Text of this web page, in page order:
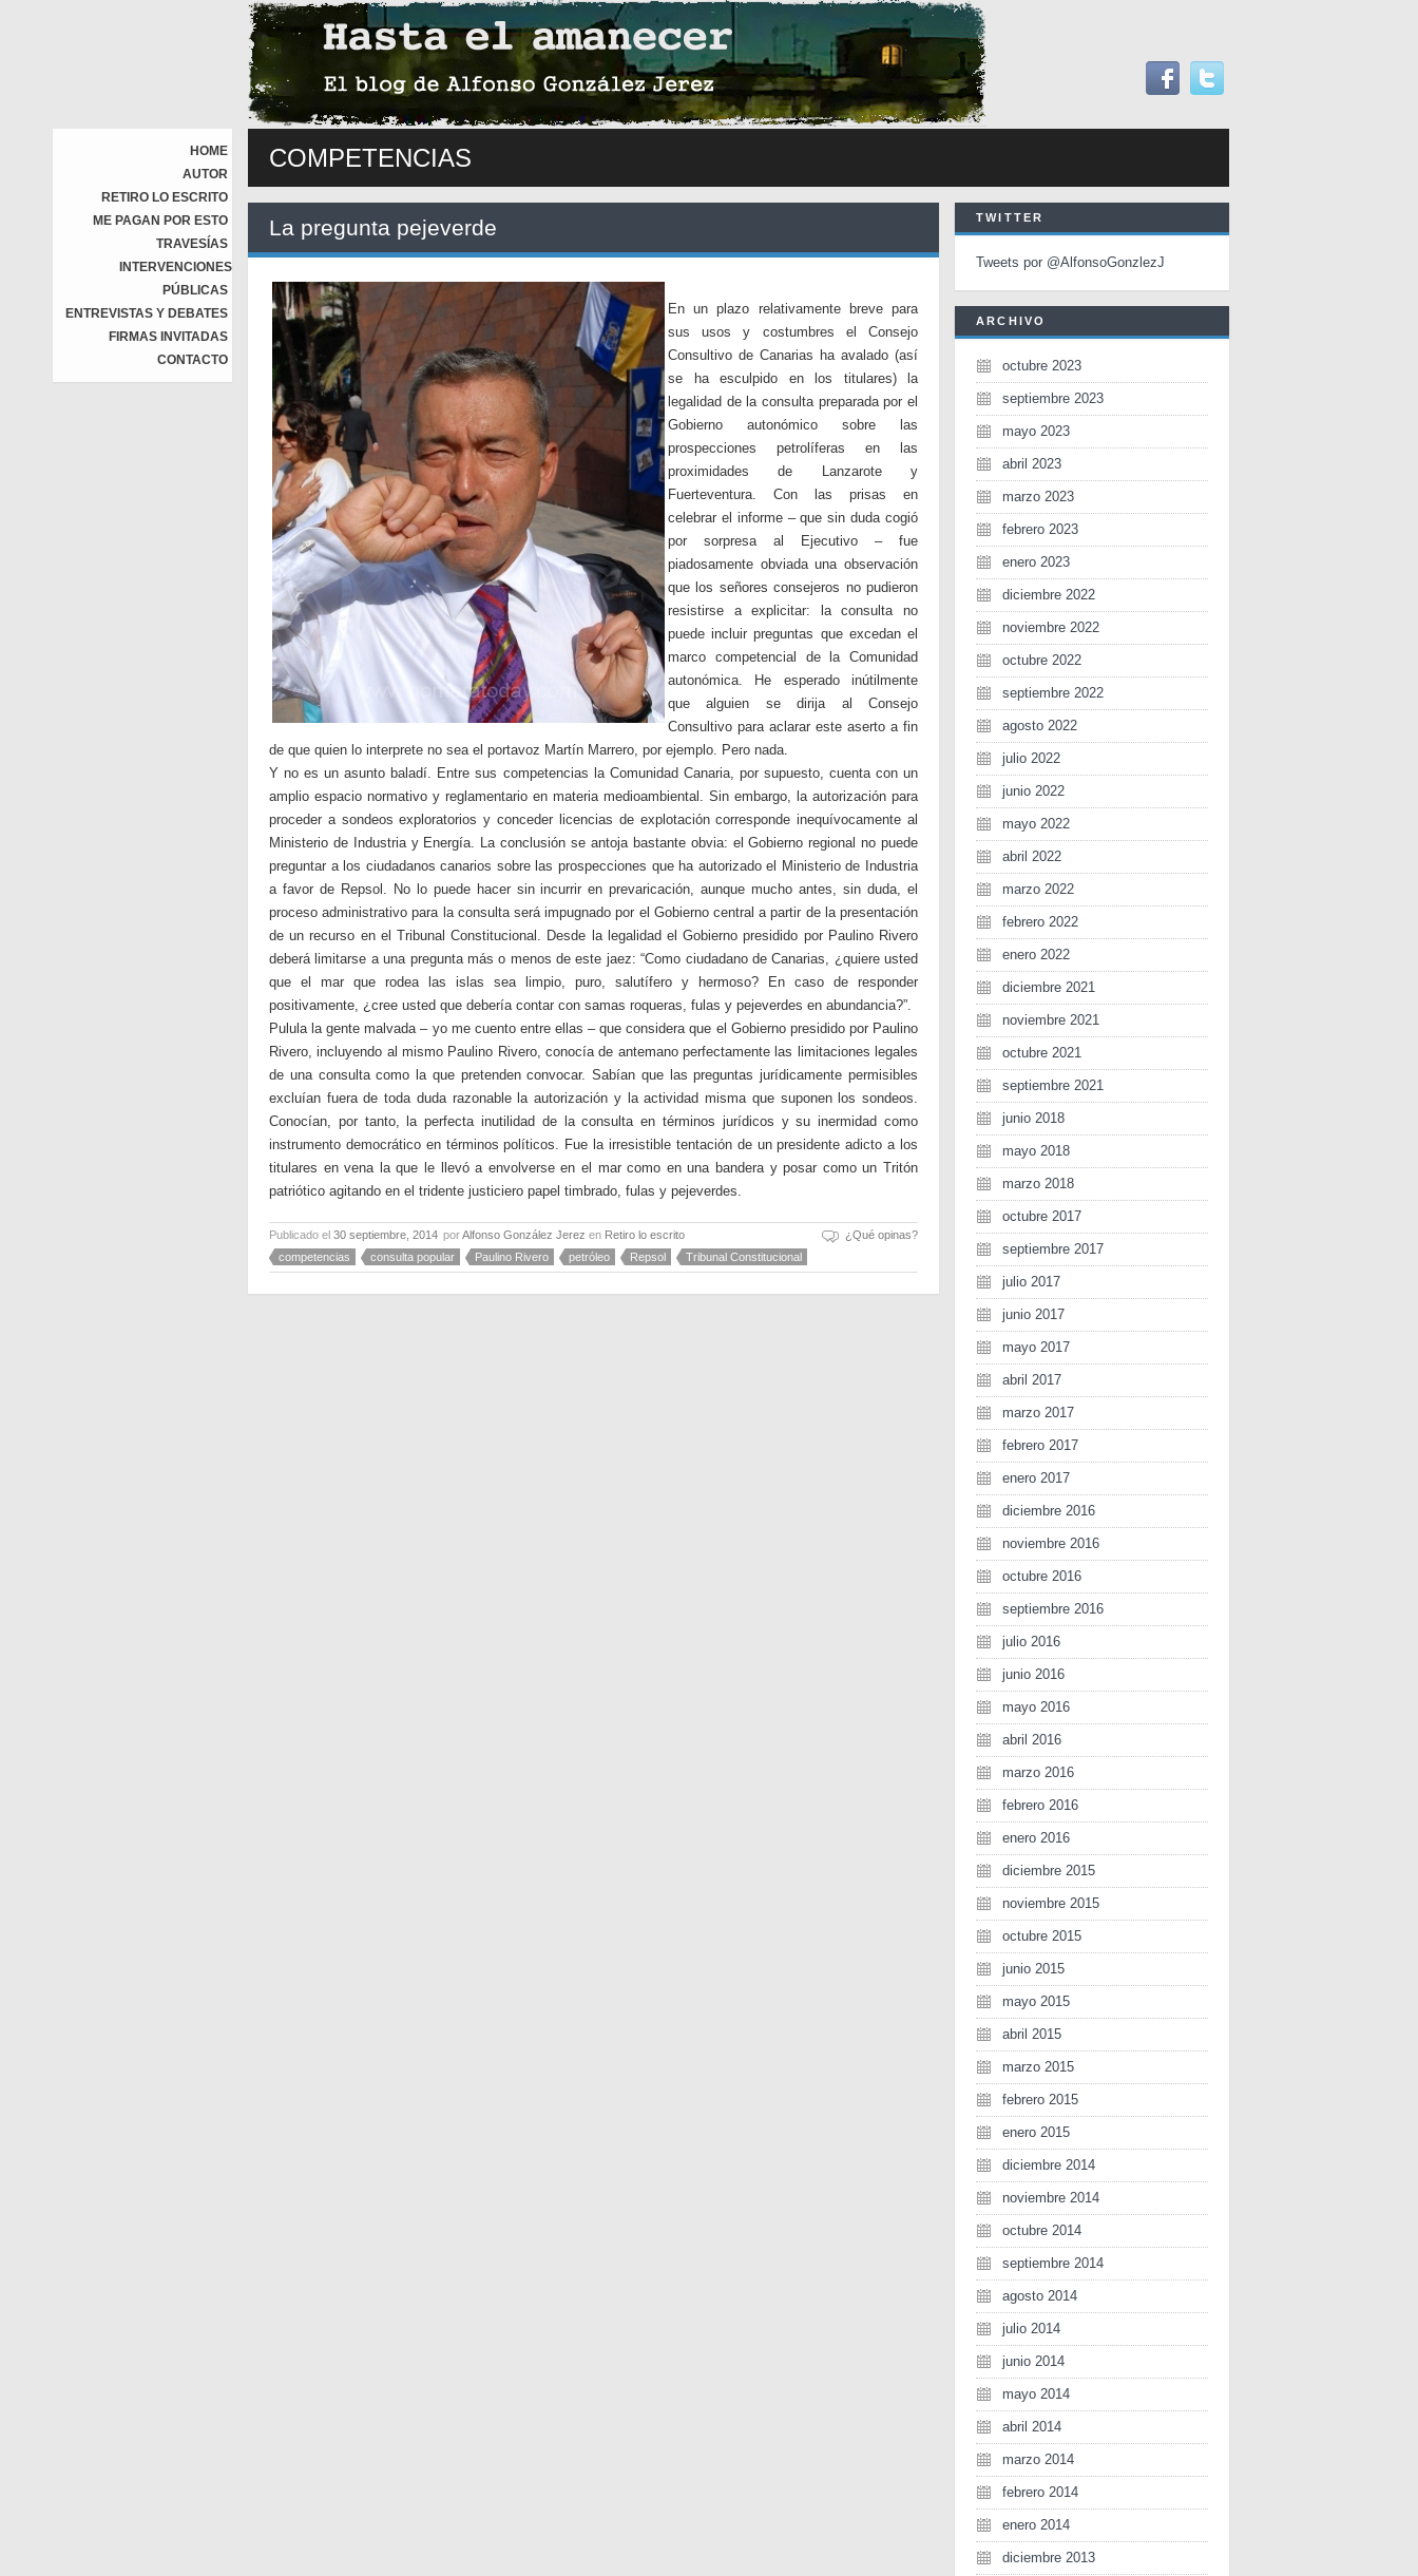
HOME
AUTOR
RETIRO LO ESCRITO
ME PAGAN POR ESTO
TRAVESÍAS
INTERVENCIONES
PÚBLICAS
ENTREVISTAS Y DEBATES
FIRMAS INVITADAS
CONTACTO
COMPETENCIAS
La pregunta pejeverde
En un plazo relativamente breve para
sus usos y costumbres el Consejo
Consultivo de Canarias ha avalado (así
se ha esculpido en los titulares) la
legalidad de la consulta preparada por el
Gobierno autonómico sobre las
prospecciones petrolíferas en las
proximidades de Lanzarote y
Fuerteventura. Con las prisas en
celebrar el informe – que sin duda cogió
por sorpresa al Ejecutivo – fue
piadosamente obviada una observación
que los señores consejeros no pudieron
resistirse a explicitar: la consulta no
puede incluir preguntas que excedan el
marco competencial de la Comunidad
autonómica. He esperado inútilmente
que alguien se dirija al Consejo
Consultivo para aclarar este aserto a fin
de que quien lo interprete no sea el portavoz Martín Marrero, por ejemplo. Pero nada.
Y no es un asunto baladí. Entre sus competencias la Comunidad Canaria, por supuesto, cuenta con un
amplio espacio normativo y reglamentario en materia medioambiental. Sin embargo, la autorización para
proceder a sondeos exploratorios y conceder licencias de explotación corresponde inequívocamente al
Ministerio de Industria y Energía. La conclusión se antoja bastante obvia: el Gobierno regional no puede
preguntar a los ciudadanos canarios sobre las prospecciones que ha autorizado el Ministerio de Industria
a favor de Repsol. No lo puede hacer sin incurrir en prevaricación, aunque mucho antes, sin duda, el
proceso administrativo para la consulta será impugnado por el Gobierno central a partir de la presentación
de un recurso en el Tribunal Constitucional. Desde la legalidad el Gobierno presidido por Paulino Rivero
deberá limitarse a una pregunta más o menos de este jaez: “Como ciudadano de Canarias, ¿quiere usted
que el mar que rodea las islas sea limpio, puro, salutífero y hermoso? En caso de responder
positivamente, ¿cree usted que debería contar con samas roqueras, fulas y pejeverdes en abundancia?”.
Pulula la gente malvada – yo me cuento entre ellas – que considera que el Gobierno presidido por Paulino
Rivero, incluyendo al mismo Paulino Rivero, conocía de antemano perfectamente las limitaciones legales
de una consulta como la que pretenden convocar. Sabían que las preguntas jurídicamente permisibles
excluían fuera de toda duda razonable la autorización y la actividad misma que suponen los sondeos.
Conocían, por tanto, la perfecta inutilidad de la consulta en términos jurídicos y su inermidad como
instrumento democrático en términos políticos. Fue la irresistible tentación de un presidente adicto a los
titulares en vena la que le llevó a envolverse en el mar como en una bandera y posar como un Tritón
patriótico agitando en el tridente justiciero papel timbrado, fulas y pejeverdes.
Publicado el 30 septiembre, 2014 porAlfonso González Jerez en Retiro lo escrito
¿Qué opinas?
competencias
consulta popular Paulino Rivero petróleo Repsol Tribunal Constitucional
TWITTER
Tweets por @AlfonsoGonzlezJ
ARCHIVO
octubre 2023
septiembre 2023
mayo 2023
abril 2023
marzo 2023
febrero 2023
enero 2023
diciembre 2022
noviembre 2022
octubre 2022
septiembre 2022
agosto 2022
julio 2022
junio 2022
mayo 2022
abril 2022
marzo 2022
febrero 2022
enero 2022
diciembre 2021
noviembre 2021
octubre 2021
septiembre 2021
junio 2018
mayo 2018
marzo 2018
octubre 2017
septiembre 2017
julio 2017
junio 2017
mayo 2017
abril 2017
marzo 2017
febrero 2017
enero 2017
diciembre 2016
noviembre 2016
octubre 2016
septiembre 2016
julio 2016
junio 2016
mayo 2016
abril 2016
marzo 2016
febrero 2016
enero 2016
diciembre 2015
noviembre 2015
octubre 2015
junio 2015
mayo 2015
abril 2015
marzo 2015
febrero 2015
enero 2015
diciembre 2014
noviembre 2014
octubre 2014
septiembre 2014
agosto 2014
julio 2014
junio 2014
mayo 2014
abril 2014
marzo 2014
febrero 2014
enero 2014
diciembre 2013